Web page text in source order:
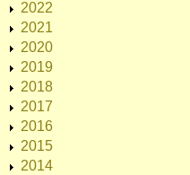
2022
2021
2020
2019
2018
2017
2016
2015
2014